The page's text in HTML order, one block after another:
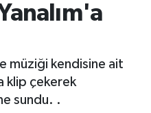
müziği kendisine ait
klip çekerek
sundu. .
ve Fikstür